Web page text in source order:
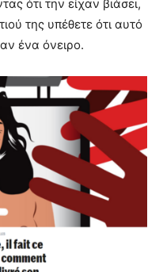
ότι την είχαν βιάσει,
της υπέθετε ότι αυτό
ένα όνειρο.